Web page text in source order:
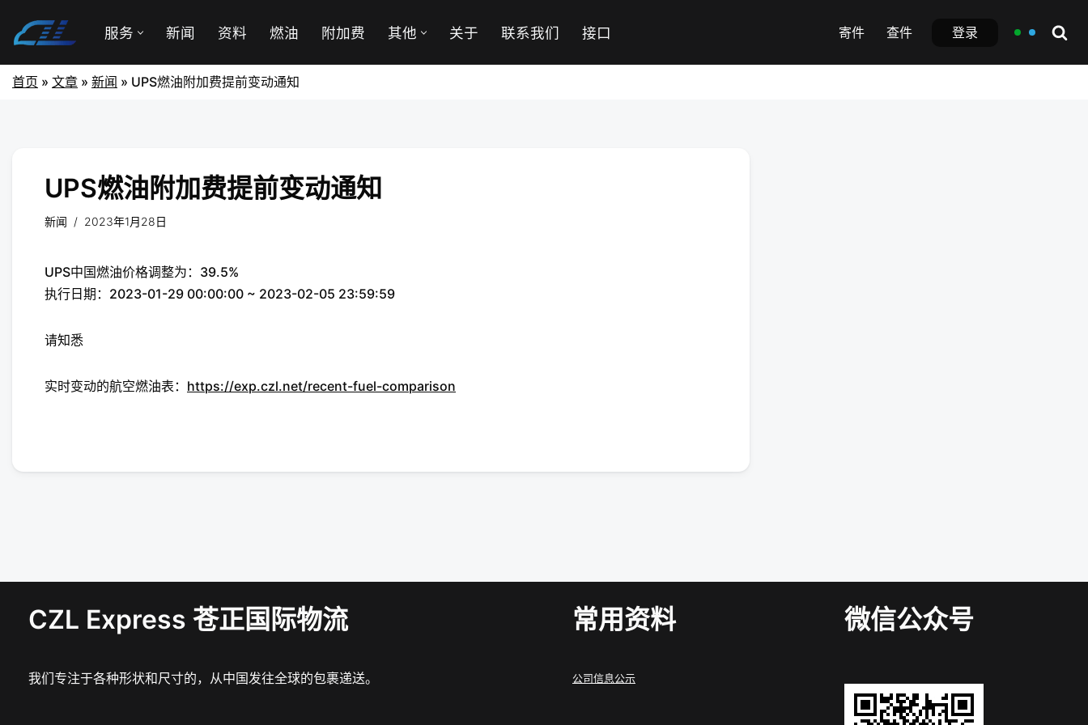
服务 新闻 资料 燃油 附加费 其他 关于 联系我们 接口 寄件 查件 登录
首页 » 文章 » 新闻 » UPS燃油附加费提前变动通知
UPS燃油附加费提前变动通知
新闻 2023年1月28日
UPS中国燃油价格调整为：39.5%
执行日期：2023-01-29 00:00:00 ~ 2023-02-05 23:59:59
请知悉
实时变动的航空燃油表： https://exp.czl.net/recent-fuel-comparison
CZL Express 苍正国际物流
我们专注于各种形状和尺寸的，从中国发往全球的包裹递送。
常用资料
公司信息公示
微信公众号